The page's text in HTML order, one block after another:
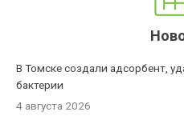
В Томске создали адсорбент,
бактерии
4 августа 2026